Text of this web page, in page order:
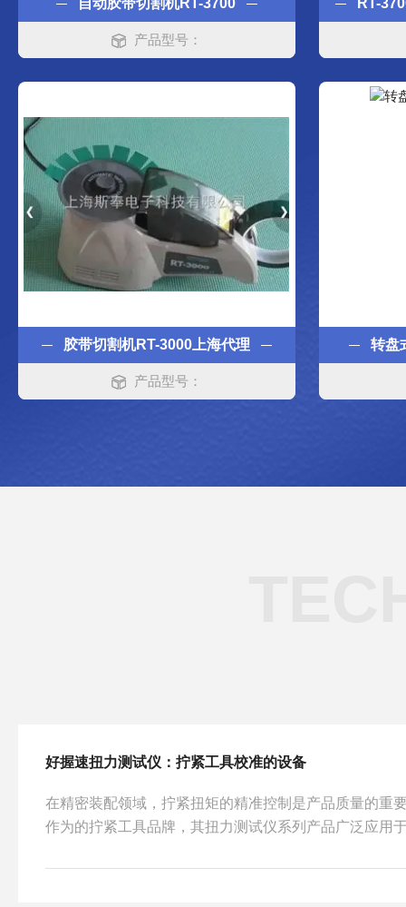
自动胶带切割机RT-3700
产品型号：
胶带切割机RT-3000上海代理
产品型号：
转盘
好握速扭力测试仪：拧紧工具校准的设备
在精密装配领域，拧紧扭矩的精准控制是产品质量的重
作为的拧紧工具品牌，其扭力测试仪系列产品广泛应用
具校验体系，确保装配工序的扭矩一致性。一、品牌与